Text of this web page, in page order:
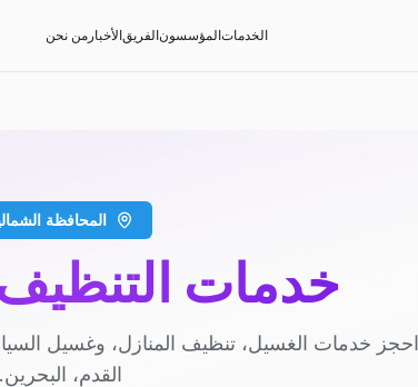
الخدماتالمؤسسونالفريقالأخبار من نحن
المحافظة
خدمات
احجز خدمات الغسيل، تنظيف المنازل، وغسيل
القدم، البحرين.